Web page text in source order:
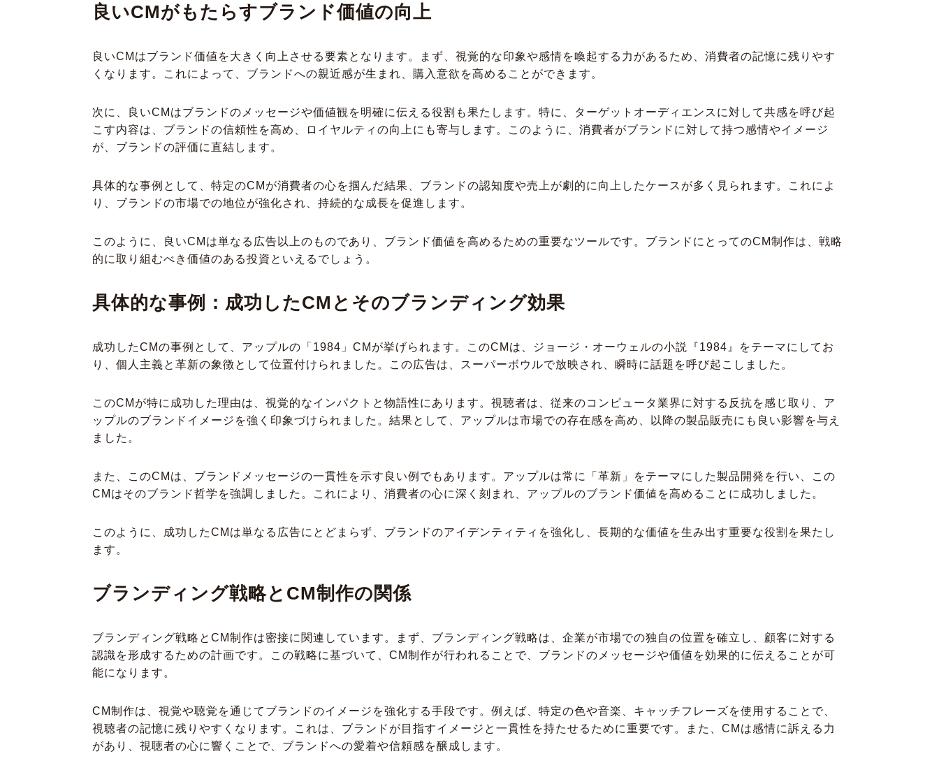
良いCMがもたらすブランド価値の向上
良いCMはブランド価値を大きく向上させる要素となります。まず、視覚的な印象や感情を喚起する力があるため、消費者の記憶に残りやす
くなります。これによって、ブランドへの親近感が生まれ、購入意欲を高めることができます。
次に、良いCMはブランドのメッセージや価値観を明確に伝える役割も果たします。特に、ターゲットオーディエンスに対して共感を呼び起
こす内容は、ブランドの信頼性を高め、ロイヤルティの向上にも寄与します。このように、消費者がブランドに対して持つ感情やイメージ
が、ブランドの評価に直結します。
具体的な事例として、特定のCMが消費者の心を掴んだ結果、ブランドの認知度や売上が劇的に向上したケースが多く見られます。これによ
り、ブランドの市場での地位が強化され、持続的な成長を促進します。
このように、良いCMは単なる広告以上のものであり、ブランド価値を高めるための重要なツールです。ブランドにとってのCM制作は、戦略
的に取り組むべき価値のある投資といえるでしょう。
具体的な事例：成功したCMとそのブランディング効果
成功したCMの事例として、アップルの「1984」CMが挙げられます。このCMは、ジョージ・オーウェルの小説『1984』をテーマにしてお
り、個人主義と革新の象徴として位置付けられました。この広告は、スーパーボウルで放映され、瞬時に話題を呼び起こしました。
このCMが特に成功した理由は、視覚的なインパクトと物語性にあります。視聴者は、従来のコンピュータ業界に対する反抗を感じ取り、ア
ップルのブランドイメージを強く印象づけられました。結果として、アップルは市場での存在感を高め、以降の製品販売にも良い影響を与え
ました。
また、このCMは、ブランドメッセージの一貫性を示す良い例でもあります。アップルは常に「革新」をテーマにした製品開発を行い、この
CMはそのブランド哲学を強調しました。これにより、消費者の心に深く刻まれ、アップルのブランド価値を高めることに成功しました。
このように、成功したCMは単なる広告にとどまらず、ブランドのアイデンティティを強化し、長期的な価値を生み出す重要な役割を果たし
ます。
ブランディング戦略とCM制作の関係
ブランディング戦略とCM制作は密接に関連しています。まず、ブランディング戦略は、企業が市場での独自の位置を確立し、顧客に対する
認識を形成するための計画です。この戦略に基づいて、CM制作が行われることで、ブランドのメッセージや価値を効果的に伝えることが可
能になります。
CM制作は、視覚や聴覚を通じてブランドのイメージを強化する手段です。例えば、特定の色や音楽、キャッチフレーズを使用することで、
視聴者の記憶に残りやすくなります。これは、ブランドが目指すイメージと一貫性を持たせるために重要です。また、CMは感情に訴える力
があり、視聴者の心に響くことで、ブランドへの愛着や信頼感を醸成します。